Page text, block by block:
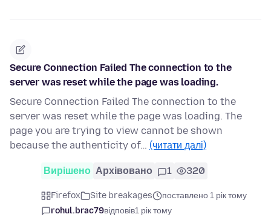
Secure Connection Failed The connection to the
server was reset while the page was loading.
Secure Connection Failed The connection to the
server was reset while the page was loading. The
page you are trying to view cannot be shown
because the authenticity of… (читати далі)
Вирішено Архівовано 1 320
Firefox Site breakages
поставлено 1 рік тому
rohul.brac79відповів1 рік тому